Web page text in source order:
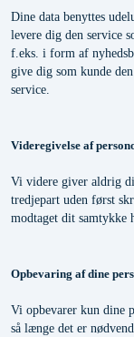
Dine data benyttes
levere dig den service
f.eks. i form af
give dig som kunde
service.
Videregivelse af
Vi videre giver aldrig
tredjepart uden først
modtaget dit samtykke
Opbevaring af dine
Vi opbevarer kun dine
så længe det er